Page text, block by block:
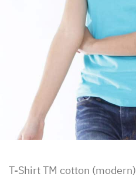
T-Shirt TM cotton (modern)